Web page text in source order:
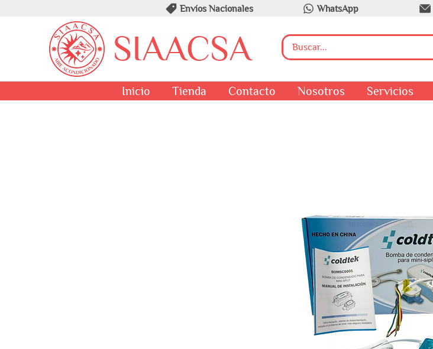
Envíos Nacionales WhatsApp
SIAACSA
Inicio Tienda Contacto Nosotros Servicios